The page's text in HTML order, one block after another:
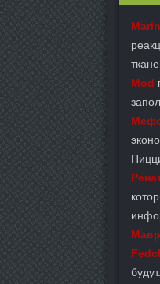
Marin
Mod
будут.